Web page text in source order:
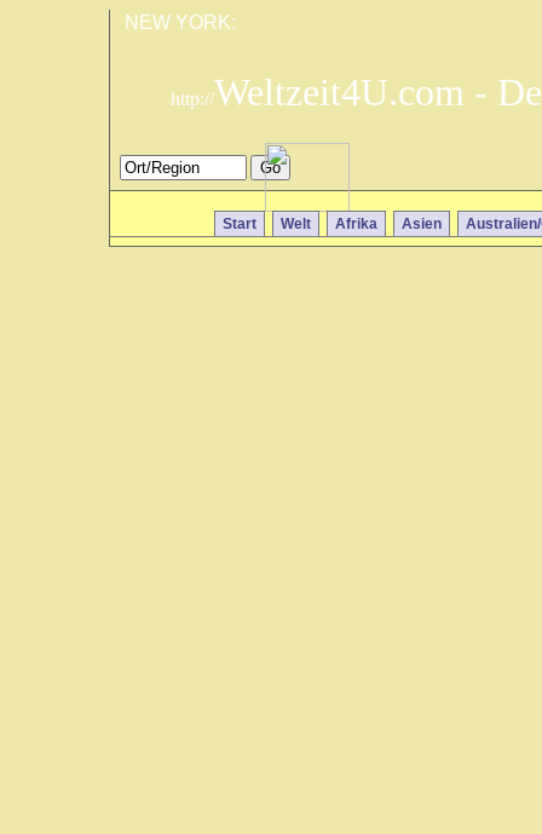
NEW YORK:
http://Weltzeit4U.com -
Start Welt Afrika Asien